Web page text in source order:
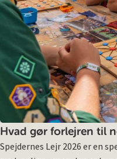
Hvad gør forlejren til
Spejdernes Lejr 2026 er en